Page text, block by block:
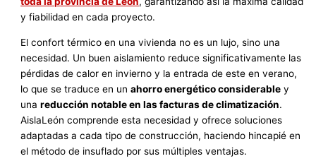
y fiabilidad en cada proyecto.
El confort térmico en una vivienda no es un lujo, sino una
necesidad. Un buen aislamiento reduce significativamente las
pérdidas de calor en invierno y la entrada de este en verano,
lo que se traduce en unahorro energético considerable y
unareducción notable en las facturas de climatización.
AislaLeón comprende esta necesidad y ofrece soluciones
adaptadas a cada tipo de construcción, haciendo hincapié en
el método de insuflado por sus múltiples ventajas.